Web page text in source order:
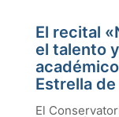
El recital
el talento
Estrella
El